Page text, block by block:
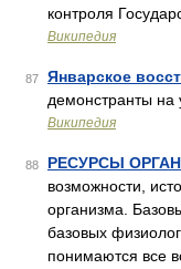
контроля
Википедия
87 Январское
демонстранты на
Википедия
88 РЕСУРСЫ
возможности,
организма.
базовых
понимаются все